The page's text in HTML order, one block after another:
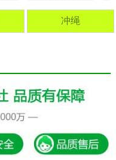
冲绳